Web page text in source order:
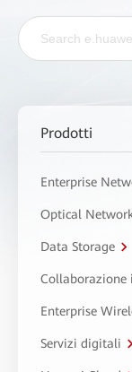
Prodotti
Enterprise
Optical
Data Storage
Collaborazione
Enterprise
Servizi digitali